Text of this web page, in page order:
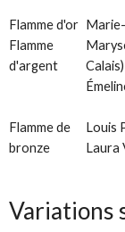
Flamme d'or
Flamme
d'argent
Calais)
Flamme de
bronze
Louis
Laura
Variations